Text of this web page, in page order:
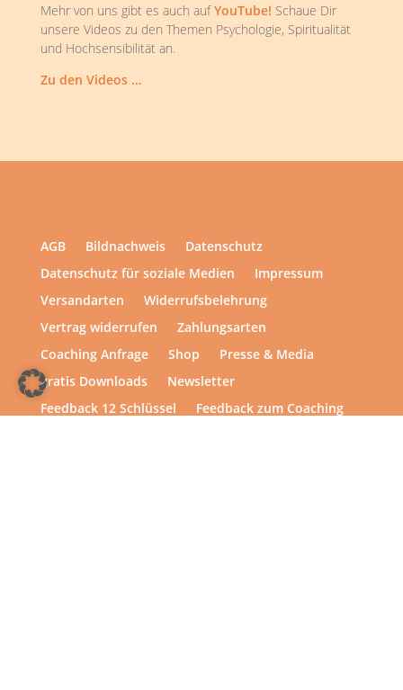
Mehr von uns gibt es auch aufYouTube! Schaue Dir
unsere Videos zu den Themen Psychologie, Spiritualität
und Hochsensibilität an.
Zu den Videos …
AGB Bildnachweis
Datenschutz
Datenschutz für soziale Medien
Impressum
Versandarten
Widerrufsbelehrung
Vertrag widerrufen
Zahlungsarten
Coaching Anfrage
Shop
Presse & Media
gratis Downloads
Newsletter
Feedback 12 Schlüssel
Feedback zum Coaching